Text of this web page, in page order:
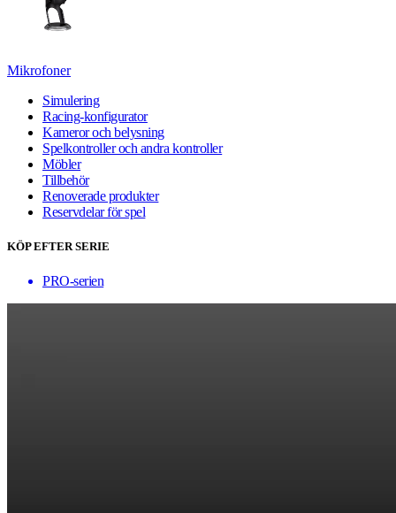
Mikrofoner
Simulering
Racing-konfigurator
Kameror och belysning
Spelkontroller och andra kontroller
Möbler
Tillbehör
Renoverade produkter
Reservdelar för spel
KÖP EFTER SERIE
PRO-serien